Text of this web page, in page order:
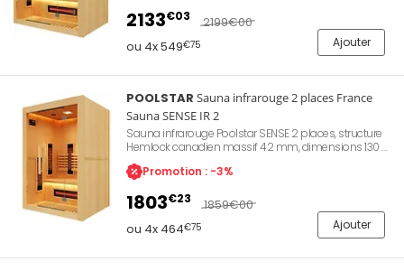
Garantie Poolstar 2 ans. Référence SN-SENSEIR-3.
2133€03 2199€00
ou 4x 549€75 Ajouter
POOLSTAR Sauna infrarouge 2 places France
Sauna SENSE IR 2
Sauna infrarouge Poolstar SENSE 2 places, structure
Hemlock canadien massif 42 mm, dimensions 130 x
110 x 190 cm, puissance 2 280 W, technologie Dual
Healthy quartz et magnésium, 6 émetteurs
MP3/FM, panneau de contrôle digital, porte verre
sécurit 8 mm, ioniseur d'air, température réglable 18 à
60 °C. Garantie Poolstar 2 ans électronique, 7 ans
boiserie. Référence Poolstar SN-SENSEIR-2.
Promotion : -3%
1803€23 1859€00
ou 4x 464€75 Ajouter